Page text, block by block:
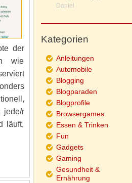
der
wie
jede/r
läuft,
Daniel
Kategorien
Anleitungen
Automobile
Blogging
Blogparaden
Blogprofile
Browsergames
Essen & Trinken
Fun
Gadgets
Gaming
Gesundheit &
Ernährung